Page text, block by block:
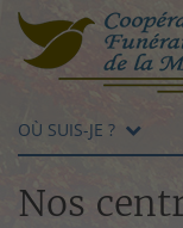
OÙ SUIS-JE ?
Nos